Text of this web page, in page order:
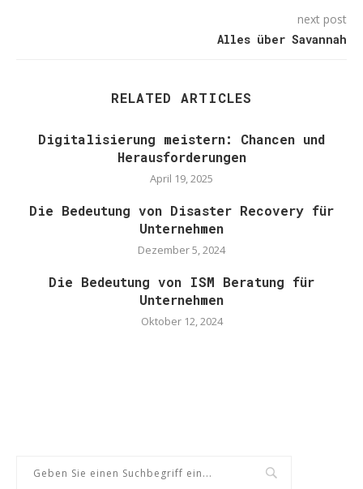
next post
Alles über Savannah
RELATED ARTICLES
Digitalisierung meistern: Chancen und
Herausforderungen
April 19, 2025
Die Bedeutung von Disaster Recovery für
Unternehmen
Dezember 5, 2024
Die Bedeutung von ISM Beratung für
Unternehmen
Oktober 12, 2024